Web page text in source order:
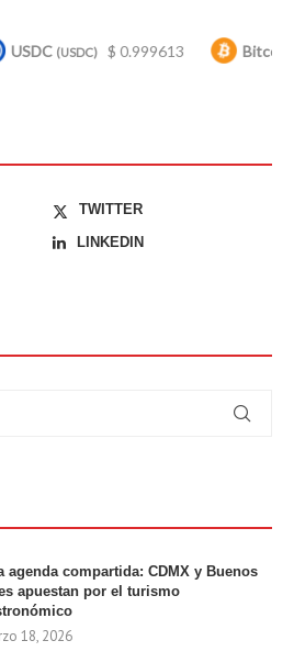
(USDC) $ 0.999613 Bitcoin (BTC)
TWITTER
LINKEDIN
agenda compartida: CDMX y Buenos
apuestan por el turismo
18, 2026